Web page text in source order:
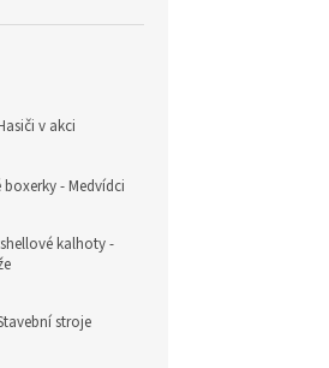
v akci
boxerky - Medvídci
kalhoty -
stroje